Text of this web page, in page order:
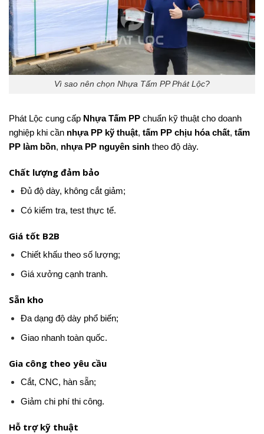
Vì sao nên chọn Nhựa Tấm PP Phát Lộc?
Phát Lộc cung cấp Nhựa Tấm PP chuẩn kỹ thuật cho doanh
nghiệp khi cần nhựa PP kỹ thuật, tấm PP chịu hóa chất, tấm
PP làm bồn, nhựa PP nguyên sinh theo độ dày.
Chất lượng đảm bảo
Đủ độ dày, không cắt giảm;
Có kiểm tra, test thực tế.
Giá tốt B2B
Chiết khấu theo số lượng;
Giá xưởng cạnh tranh.
Sẵn kho
Đa dạng độ dày phổ biến;
Giao nhanh toàn quốc.
Gia công theo yêu cầu
Cắt, CNC, hàn sẵn;
Giảm chi phí thi công.
Hỗ trợ kỹ thuật